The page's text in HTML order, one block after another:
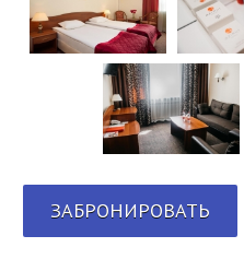
ЗАБРОНИРОВАТЬ